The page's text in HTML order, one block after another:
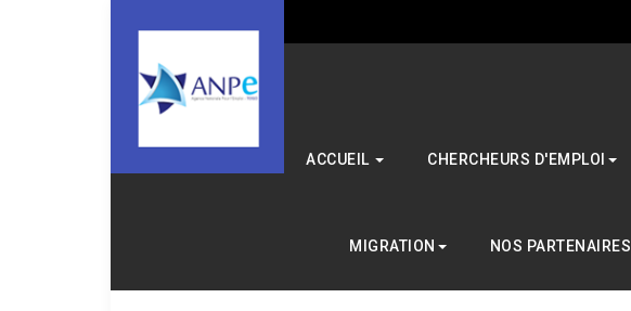
ACCUEIL CHERCHEURS D'EMPLOI
MIGRATION NOS PARTENAIRES